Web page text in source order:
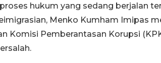
hukum yang sedang berjalan
Menko Kumham Imipas
Komisi Pemberantasan Korupsi